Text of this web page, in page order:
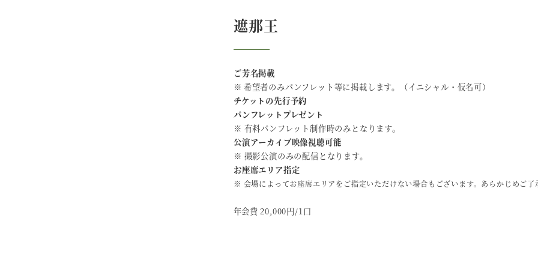
遮那王
ご芳名掲載
​※ 希望者のみパンフレット等に掲載します。（イニシャル・仮名可）
チケットの先行予約
パンフレットプレゼント
※ 有料パンフレット制作時のみとなります。
公演アーカイブ映像視聴可能
※ 撮影公演のみの配信となります。
お座席エリア指定
※ 会場によってお座席エリアをご指定いただけない場合もございます​。あらかじめご了
​年会費 20,000円/1口